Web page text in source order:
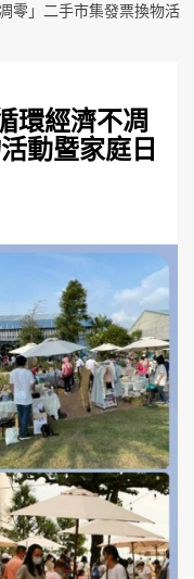
零」二手市集發票換物活
環經濟不凋
動暨家庭日